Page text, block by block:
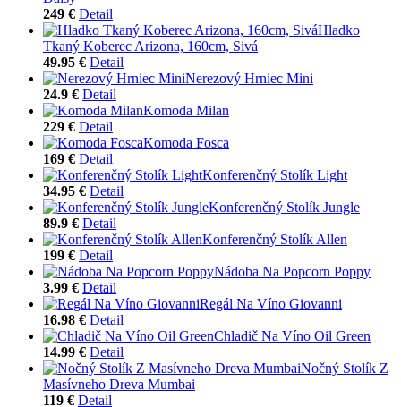
249 € Detail
Hladko
Tkaný Koberec Arizona, 160cm, Sivá
49.95 € Detail
Nerezový Hrniec Mini
24.9 € Detail
Komoda Milan
229 € Detail
Komoda Fosca
169 € Detail
Konferenčný Stolík Light
34.95 € Detail
Konferenčný Stolík Jungle
89.9 € Detail
Konferenčný Stolík Allen
199 € Detail
Nádoba Na Popcorn Poppy
3.99 € Detail
Regál Na Víno Giovanni
16.98 € Detail
Chladič Na Víno Oil Green
14.99 € Detail
Nočný Stolík Z
Masívneho Dreva Mumbai
119 € Detail